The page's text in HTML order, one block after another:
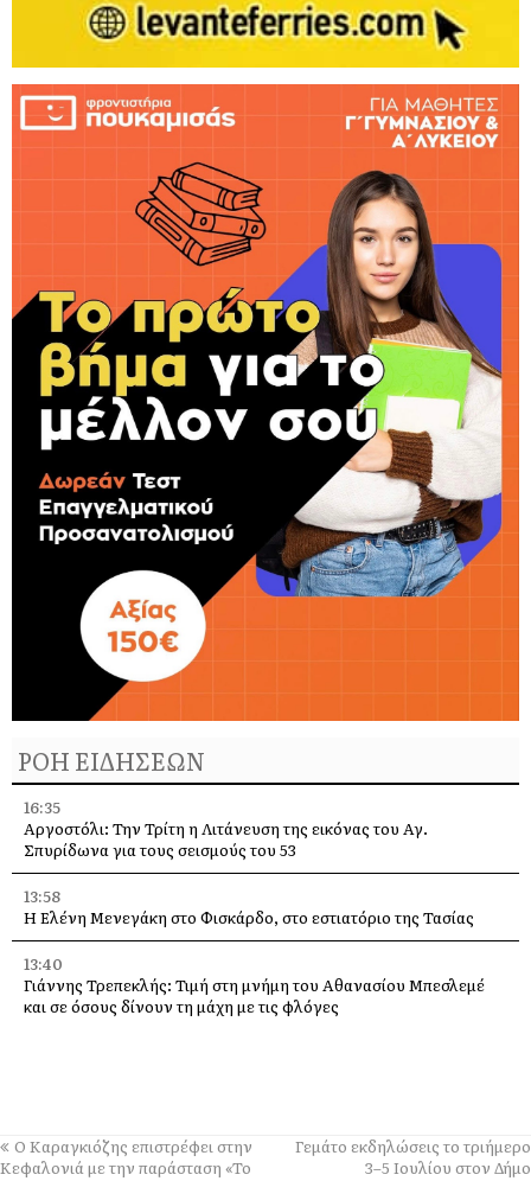
ΡΟΗ ΕΙΔΗΣΕΩΝ
16:35
Αργοστόλι: Την Τρίτη η Λιτάνευση της εικόνας του Αγ.
Σπυρίδωνα για τους σεισμούς του 53
13:58
Η Ελένη Μενεγάκη στο Φισκάρδο, στο εστιατόριο της Τασίας
13:40
Γιάννης Τρεπεκλής: Τιμή στη μνήμη του Αθανασίου Μπεσλεμέ
και σε όσους δίνουν τη μάχη με τις φλόγες
13:30
Οι εκδηλώσεις στον Δήμο Αργοστολίου το τριήμερο 7, 8 και 9
Ο Καραγκιόζης επιστρέφει στην
Κεφαλονιά με την παράσταση «Το
Γεμάτο εκδηλώσεις το τριήμερο
3–5 Ιουλίου στον Δήμο